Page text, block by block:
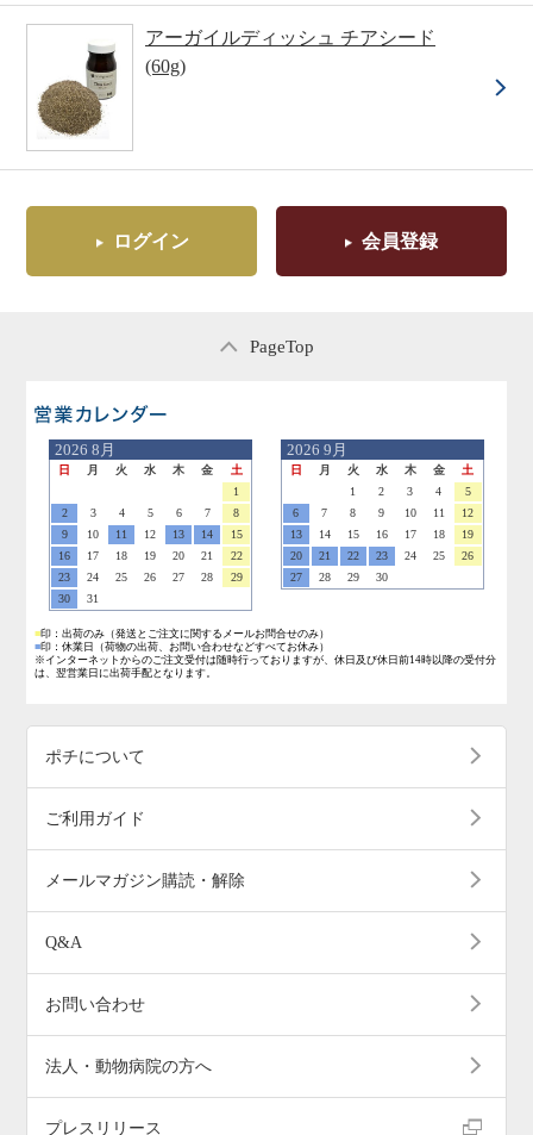
アーガイルディッシュ チアシード
(60g)
ログイン 会員登録
PageTop
2026 8月
日 月 火 水 木 金
土
1
2
3 4 5 6 7
8
9
10 11 12 13 14
15
16
17 18 19 20 21
22
23
24 25 26 27 28
29
30
31
2026 9月
日 月 火 水 木 金
土
1
2 3 4
5
6
7 8 9 10 11
12
13
14 15 16 17 18
19
20
21 22 23 24 25
26
27
28 29 30
■印：出荷のみ （発送とご注文に関するメールお問合せのみ）
■印：休業日
（荷物の出荷、お問い合わせなどすべてお休み）
※インターネットからのご注文受付は随時行っておりますが、休日及び休日前14時以降の受付分
は、翌営業日に出荷手配となります。
ポチについて
ご利用ガイド
メールマガジン購読・解除
Q&A
お問い合わせ
法人・動物病院の方へ
プレスリリース